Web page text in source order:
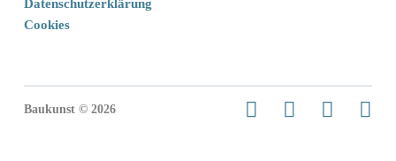
Datenschutzerklärung
Cookies
Baukunst © 2026